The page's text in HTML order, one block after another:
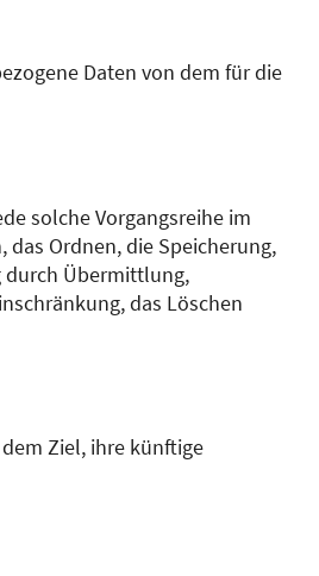
Daten von dem für die
solche Vorgangsreihe im
das Ordnen, die Speicherung,
durch Übermittlung,
das Löschen
Ziel, ihre künftige